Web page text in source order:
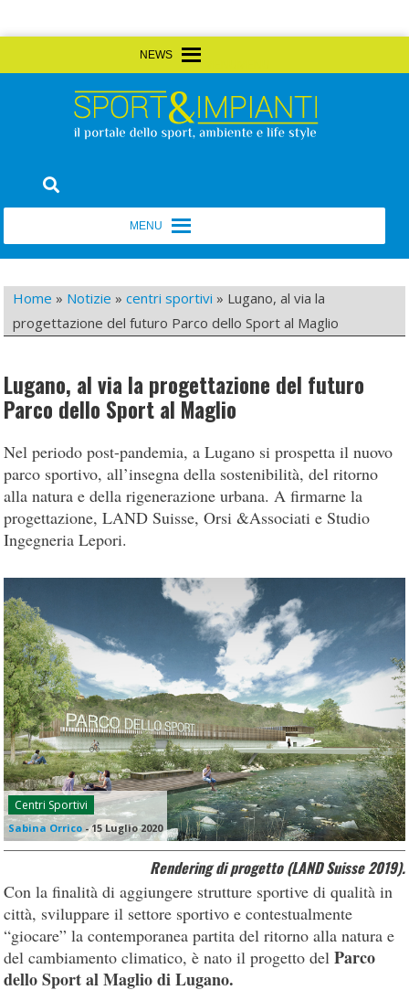
to
Sport&Impianti
Home » Notizie »centri sportivi » Lugano, al via la
progettazione del futuro Parco dello Sport al Maglio
Lugano, al via la progettazione del futuro
Parco dello Sport al Maglio
Nel periodo post-pandemia, a Lugano si prospetta il nuovo
parco sportivo, all’insegna della sostenibilità, del ritorno
alla natura e della rigenerazione urbana. A firmarne la
progettazione, LAND Suisse, Orsi &Associati e Studio
Ingegneria Lepori.
Centri Sportivi
Sabina Orrico -15 Luglio 2020
Rendering di progetto (LAND Suisse 2019).
Con la finalità di aggiungere strutture sportive di qualità in
città, sviluppare il settore sportivo e contestualmente
“giocare” la contemporanea partita del ritorno alla natura e
del cambiamento climatico, è nato il progetto delParco
dello Sport al Maglio di Lugano.